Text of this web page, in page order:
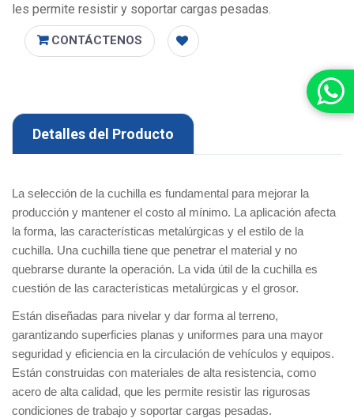
les permite resistir y soportar cargas pesadas.
CONTÁCTENOS
Detalles del Producto
La selección de la cuchilla es fundamental para mejorar la
producción y mantener el costo al mínimo. La aplicación afecta
la forma, las características metalúrgicas y el estilo de la
cuchilla. Una cuchilla tiene que penetrar el material y no
quebrarse durante la operación. La vida útil de la cuchilla es
cuestión de las características metalúrgicas y el grosor.
Están diseñadas para nivelar y dar forma al terreno,
garantizando superficies planas y uniformes para una mayor
seguridad y eficiencia en la circulación de vehículos y equipos.
Están construidas con materiales de alta resistencia, como
acero de alta calidad, que les permite resistir las rigurosas
condiciones de trabajo y soportar cargas pesadas.